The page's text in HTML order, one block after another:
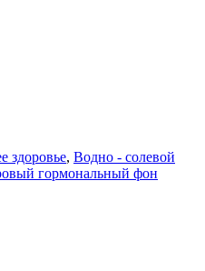
здоровье, Водно - солевой
гормональный фон